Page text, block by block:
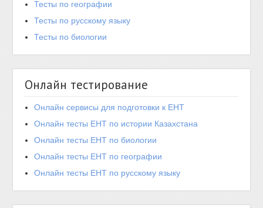
Тесты по географии
Тесты по русскому языку
Тесты по биологии
Онлайн тестирование
Онлайн сервисы для подготовки к ЕНТ
Онлайн тесты ЕНТ по истории Казахстана
Онлайн тесты ЕНТ по биологии
Онлайн тесты ЕНТ по географии
Онлайн тесты ЕНТ по русскому языку